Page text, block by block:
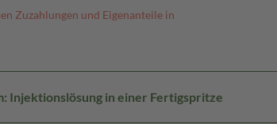
Zuzahlungen und Eigenanteile in
Injektionslösung in einer Fertigspritze